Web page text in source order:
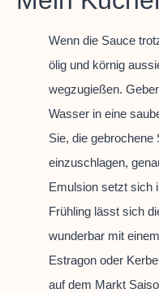
Wenn die Sauce
ölig und körnig
wegzugießen.
Wasser in eine
Sie, die gebrochene
einzuschlagen,
Emulsion setzt sich
Frühling lässt sich
wunderbar mit
Estragon oder
auf dem Markt